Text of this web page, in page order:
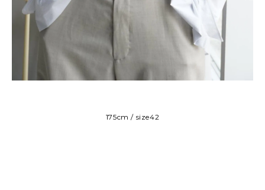
175cm / size42